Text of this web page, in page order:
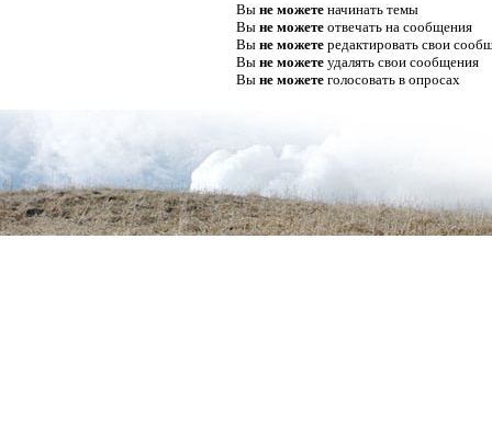
Вы не можетеначинать темы
Вы не можетеотвечать на сообщения
Вы не можетередактировать свои
Вы не можетеудалять свои сообщения
Вы не можетеголосовать в опросах